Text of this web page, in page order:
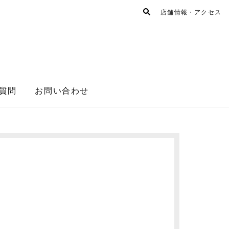
店舗情報・アクセス
問 お問い合わせ